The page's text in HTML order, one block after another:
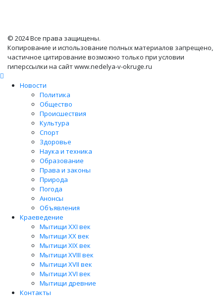
© 2024 Все права защищены.
Копирование и использование полных материалов запрещено,
частичное цитирование возможно только при условии
гиперссылки на сайт www.nedelya-v-okruge.ru
Новости
Политика
Общество
Происшествия
Культура
Спорт
Здоровье
Наука и техника
Образование
Права и законы
Природа
Погода
Анонсы
Объявления
Краеведение
Мытищи XXI век
Мытищи XX век
Мытищи XIX век
Мытищи XVIII век
Мытищи XVII век
Мытищи XVI век
Мытищи древние
Контакты